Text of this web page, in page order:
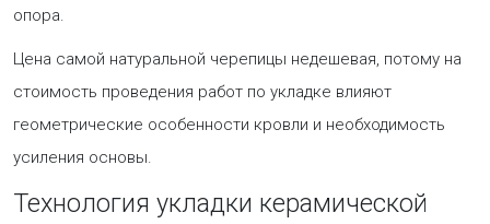
опора.
Цена самой натуральной черепицы недешевая, потому на
стоимость проведения работ по укладке влияют
геометрические особенности кровли и необходимость
усиления основы.
Технология укладки керамической